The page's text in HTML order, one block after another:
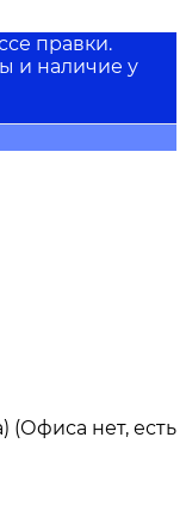
правки.
и наличие у
(Офиса нет, есть